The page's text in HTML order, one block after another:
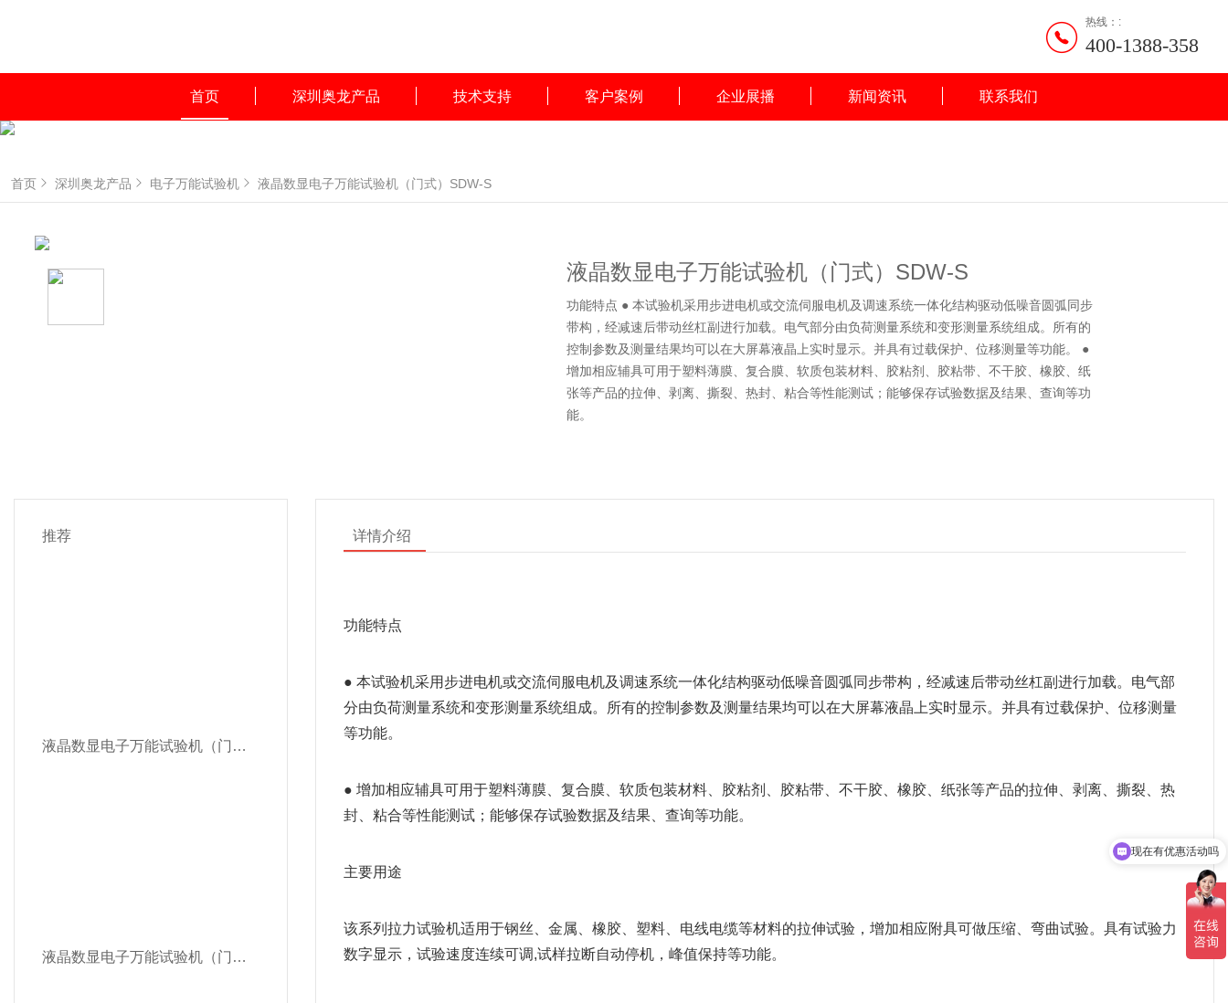
热线：:
400-1388-358
首页 深圳奥龙产品 技术支持 客户案例 企业展播 新闻资讯 联系我们
首页 深圳奥龙产品 电子万能试验机 液晶数显电子万能试验机（门式）SDW-S
液晶数显电子万能试验机（门式）SDW-S
功能特点 ● 本试验机采用步进电机或交流伺服电机及调速系统一体化结构驱动低噪音圆弧同步
带构，经减速后带动丝杠副进行加载。电气部分由负荷测量系统和变形测量系统组成。所有的
控制参数及测量结果均可以在大屏幕液晶上实时显示。并具有过载保护、位移测量等功能。 ●
增加相应辅具可用于塑料薄膜、复合膜、软质包装材料、胶粘剂、胶粘带、不干胶、橡胶、纸
张等产品的拉伸、剥离、撕裂、热封、粘合等性能测试；能够保存试验数据及结果、查询等功
能。
推荐
液晶数显电子万能试验机（门式）SDW-S
液晶数显电子万能试验机（门式）SDW-S
详情介绍
功能特点
● 本试验机采用步进电机或交流伺服电机及调速系统一体化结构驱动低噪音圆弧同步带构，经减速后带动丝杠副进行加载。电气部
分由负荷测量系统和变形测量系统组成。所有的控制参数及测量结果均可以在大屏幕液晶上实时显示。并具有过载保护、位移测量
等功能。
● 增加相应辅具可用于塑料薄膜、复合膜、软质包装材料、胶粘剂、胶粘带、不干胶、橡胶、纸张等产品的拉伸、剥离、撕裂、热
封、粘合等性能测试；能够保存试验数据及结果、查询等功能。
主要用途
该系列拉力试验机适用于钢丝、金属、橡胶、塑料、电线电缆等材料的拉伸试验，增加相应附具可做压缩、弯曲试验。具有试验力
数字显示，试验速度连续可调,试样拉断自动停机，峰值保持等功能。
现在有优惠活动吗